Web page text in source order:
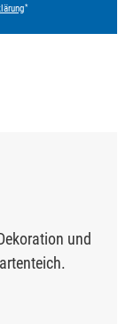
*
und